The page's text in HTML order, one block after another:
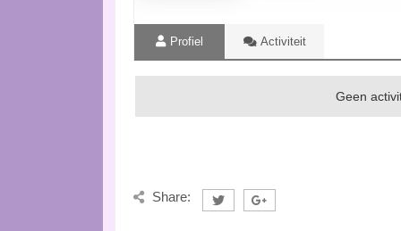
Profiel Activiteit
Geen
Share: